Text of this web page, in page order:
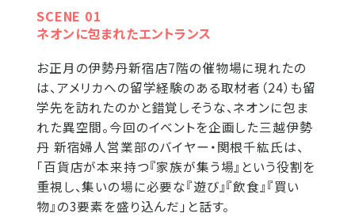
SCENE 01
ネオンに包まれたエントランス
お正月の伊勢丹新宿店7階の催物場に現れたの
は、アメリカへの留学経験のある取材者（24）も留
学先を訪れたのかと錯覚しそうな、ネオンに包ま
れた異空間。今回のイベントを企画した三越伊勢
丹 新宿婦人営業部のバイヤー・関根千紘氏は、
「百貨店が本来持つ『家族が集う場』という役割を
重視し、集いの場に必要な『遊び』『飲食』『買い
物』の3要素を盛り込んだ」と話す。